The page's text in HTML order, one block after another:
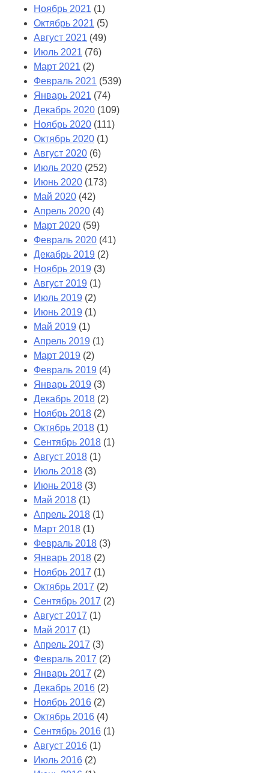
Ноябрь 2021 (1)
Октябрь 2021 (5)
Август 2021 (49)
Июль 2021 (76)
Март 2021 (2)
Февраль 2021 (539)
Январь 2021 (74)
Декабрь 2020 (109)
Ноябрь 2020 (111)
Октябрь 2020 (1)
Август 2020 (6)
Июль 2020 (252)
Июнь 2020 (173)
Май 2020 (42)
Апрель 2020 (4)
Март 2020 (59)
Февраль 2020 (41)
Декабрь 2019 (2)
Ноябрь 2019 (3)
Август 2019 (1)
Июль 2019 (2)
Июнь 2019 (1)
Май 2019 (1)
Апрель 2019 (1)
Март 2019 (2)
Февраль 2019 (4)
Январь 2019 (3)
Декабрь 2018 (2)
Ноябрь 2018 (2)
Октябрь 2018 (1)
Сентябрь 2018 (1)
Август 2018 (1)
Июль 2018 (3)
Июнь 2018 (3)
Май 2018 (1)
Апрель 2018 (1)
Март 2018 (1)
Февраль 2018 (3)
Январь 2018 (2)
Ноябрь 2017 (1)
Октябрь 2017 (2)
Сентябрь 2017 (2)
Август 2017 (1)
Май 2017 (1)
Апрель 2017 (3)
Февраль 2017 (2)
Январь 2017 (2)
Декабрь 2016 (2)
Ноябрь 2016 (2)
Октябрь 2016 (4)
Сентябрь 2016 (1)
Август 2016 (1)
Июль 2016 (2)